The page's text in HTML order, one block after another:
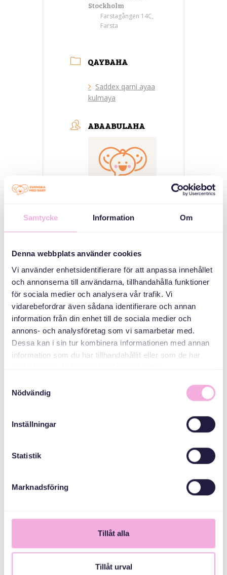
Samtycke Information Om
Denna webbplats använder cookies
Vi använder enhetsidentifierare för att anpassa innehållet
och annonserna till användarna, tillhandahålla funktioner
för sociala medier och analysera vår trafik. Vi
vidarebefordrar även sådana identifierare och annan
information från din enhet till de sociala medier och
annons- och analysföretag som vi samarbetar med.
Dessa kan i sin tur kombinera informationen med annan
information som du har tillhandahållit eller som de har
Nödvändig
Inställningar
Statistik
Marknadsföring
Tillåt alla
Tillåt urval
Stockholm
Farstagången 14C,
Farsta
QAYBAHA
Saddex qarni ayaa
kulmaya
ABAABULAHA
bokningen@svenskamedbaby.se
ABAABULAYAASHA
Sanduuqa
dhaxalka guud
1